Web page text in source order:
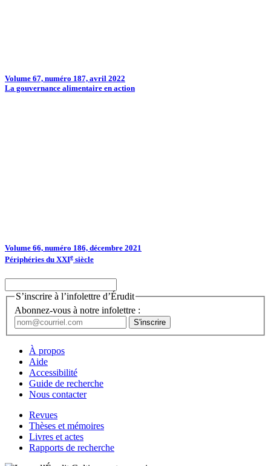
Volume 67, numéro 187, avril 2022
La gouvernance alimentaire en action
Volume 66, numéro 186, décembre 2021
Périphéries du XXIe siècle
S’inscrire à l’infolettre d’Érudit
Abonnez-vous à notre infolettre :
À propos
Aide
Accessibilité
Guide de recherche
Nous contacter
Revues
Thèses et mémoires
Livres et actes
Rapports de recherche